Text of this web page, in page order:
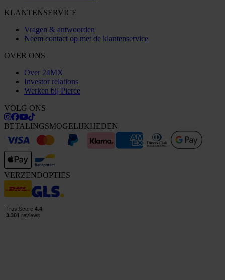
KLANTENSERVICE
Vragen & antwoorden
Neem contact op met de klantenservice
OVER ONS
Over 24MX
Investor relations
Werken bij Pierce
VOLG ONS
BETALINGSMOGELIJKHEDEN
VERZENDOPTIES